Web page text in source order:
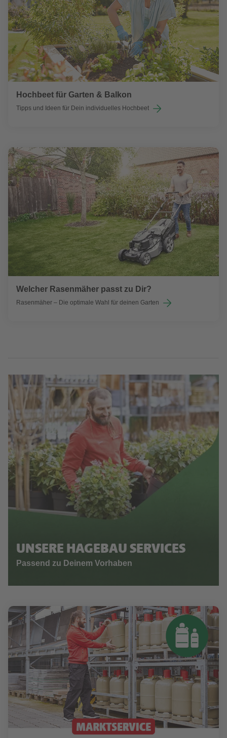
Hochbeet für Garten & Balkon
Tipps und Ideen für Dein individuelles Hochbeet
Welcher Rasenmäher passt zu Dir?
Rasenmäher – Die optimale Wahl für deinen Garten
UNSERE HAGEBAU SERVICES
Passend zu Deinem Vorhaben